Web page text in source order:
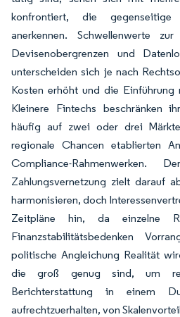
konfrontiert, die gegenseitige
anerkennen. Schwellenwerte zur
Devisenobergrenzen und
unterscheiden sich je nach
Kosten erhöht und die Einführung
Kleinere Fintechs beschränken
häufig auf zwei oder drei
regionale Chancen etablierten
Compliance-Rahmenwerken.
Zahlungsvernetzung zielt darauf
harmonisieren, doch
Zeitpläne hin, da einzelne
Finanzstabilitätsbedenken
politische Angleichung Realität
die groß genug sind, um
Berichterstattung in einem
aufrechtzuerhalten, von